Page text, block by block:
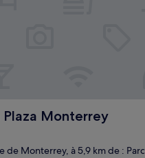
Plaza Monterrey
Monterrey
de Monterrey, à 5,9 km de :